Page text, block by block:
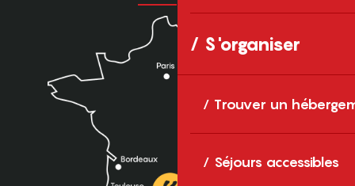
S'organiser
Trouver un
Séjours accessibles